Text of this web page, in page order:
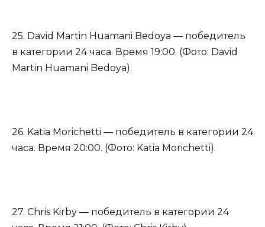
25. David Martin Huamani Bedoya — победитель
в категории 24 часа. Время 19:00. (Фото: David
Martin Huamani Bedoya).
26. Katia Morichetti — победитель в категории 24
часа. Время 20:00. (Фото: Katia Morichetti).
27. Chris Kirby — победитель в категории 24